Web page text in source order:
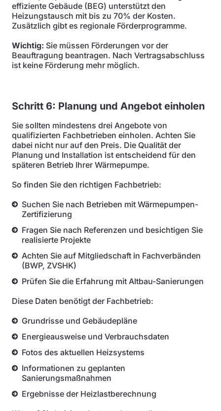
effiziente Gebäude (BEG) unterstützt den
Heizungstausch mit bis zu 70% der Kosten.
Zusätzlich gibt es regionale Förderprogramme.
Wichtig: Sie müssen Förderungen vor der
Beauftragung beantragen. Nach Vertragsabschluss
ist keine Förderung mehr möglich.
Schritt 6: Planung und Angebot einholen
Sie sollten mindestens drei Angebote von
qualifizierten Fachbetrieben einholen. Achten Sie
dabei nicht nur auf den Preis. Die Qualität der
Planung und Installation ist entscheidend für den
späteren Betrieb Ihrer Wärmepumpe.
So finden Sie den richtigen Fachbetrieb:
Suchen Sie nach Betrieben mit Wärmepumpen-
Zertifizierung
Fragen Sie nach Referenzen und besichtigen Sie
realisierte Projekte
Achten Sie auf Mitgliedschaft in Fachverbänden
(BWP, ZVSHK)
Prüfen Sie die Erfahrung mit Altbau-Sanierungen
Diese Daten benötigt der Fachbetrieb:
Grundrisse und Gebäudepläne
Energieausweise und Verbrauchsdaten
Fotos des aktuellen Heizsystems
Informationen zu geplanten
Sanierungsmaßnahmen
Ergebnisse der Heizlastberechnung